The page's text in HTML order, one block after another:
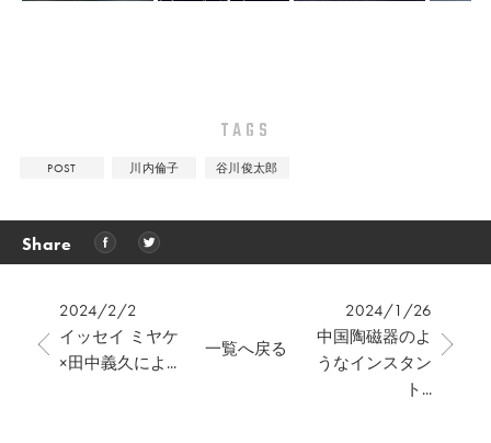
TAGS
POST 川内倫子 谷川俊太郎
Share
2024/2/2
イッセイ ミヤケ
×田中義久によ...
2024/1/26
中国陶磁器のよ
うなインスタン
ト...
一覧へ戻る